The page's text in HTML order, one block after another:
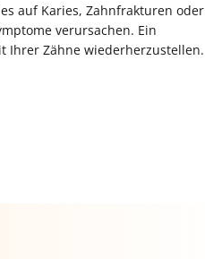
auf Karies, Zahnfrakturen oder
verursachen. Ein
Ihrer Zähne wiederherzustellen.